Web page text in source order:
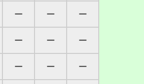
─ ─
─
─ ─
─
─ ─
─